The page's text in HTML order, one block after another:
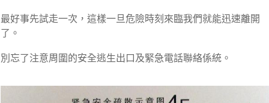
最好事先試走一次，這樣一旦危險時刻來臨我們就能迅速離開
了。
別忘了注意周圍的安全逃生出口及緊急電話聯絡係統。